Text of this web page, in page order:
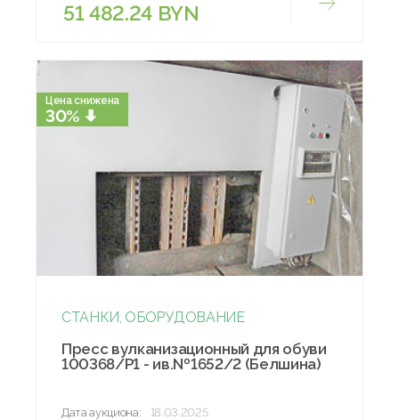
51 482.24 BYN
Цена снижена
30%
СТАНКИ, ОБОРУДОВАНИЕ
Пресс вулканизационный для обуви
100368/Р1 - ив.№1652/2 (Белшина)
Дата аукциона:
18.03.2025